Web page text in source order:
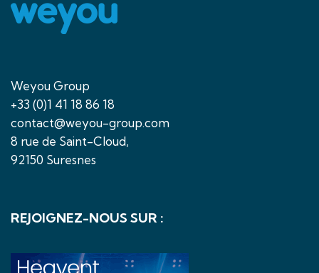
Weyou Group
+33 (0)1 41 18 86 18
contact@weyou-group.com
8 rue de Saint-Cloud,
92150 Suresnes
REJOIGNEZ-NOUS SUR :